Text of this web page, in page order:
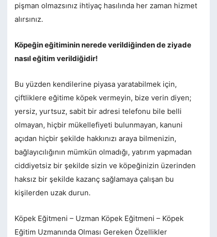
pişman olmazsınız ihtiyaç hasılında her zaman hizmet
alırsınız.
Köpeğin eğitiminin nerede verildiğinden de ziyade
nasıl eğitim verildiğidir!
Bu yüzden kendilerine piyasa yaratabilmek için,
çiftliklere eğitime köpek vermeyin, bize verin diyen;
yersiz, yurtsuz, sabit bir adresi telefonu bile belli
olmayan, hiçbir mükellefiyeti bulunmayan, kanuni
açıdan hiçbir şekilde hakkınızı araya bilmenizin,
bağlayıcılığının mümkün olmadığı, yatırım yapmadan
ciddiyetsiz bir şekilde sizin ve köpeğinizin üzerinden
haksız bir şekilde kazanç sağlamaya çalışan bu
kişilerden uzak durun.
Köpek Eğitmeni – Uzman Köpek Eğitmeni – Köpek
Eğitim Uzmanında Olması Gereken Özellikler